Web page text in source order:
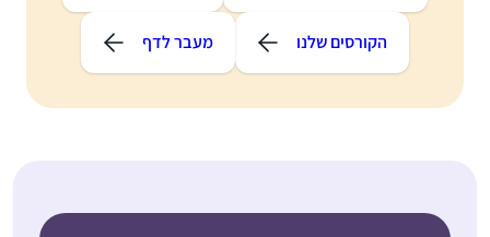
הקורסים שלנו מעבר לדף